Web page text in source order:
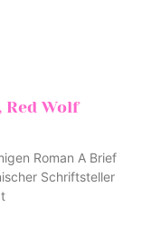
Red Wolf
Roman A Brief
Schriftsteller